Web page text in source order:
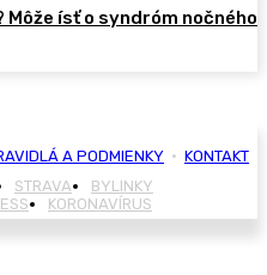
ísť o syndróm nočného
A PODMIENKY • KONTAKT
STRAVA
BYLINKY
KORONAVÍRUS